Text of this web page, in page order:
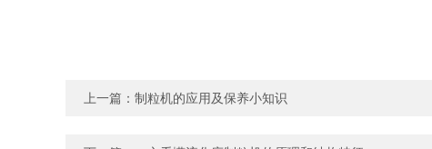
上一篇： 制粒机的应用及保养小知识